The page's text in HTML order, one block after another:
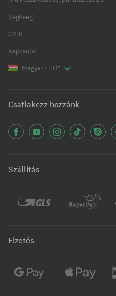
Segítség
GYIK
Kapcsolat
Magyar / HUF
Csatlakozz hozzánk
Szállítás
Fizetés